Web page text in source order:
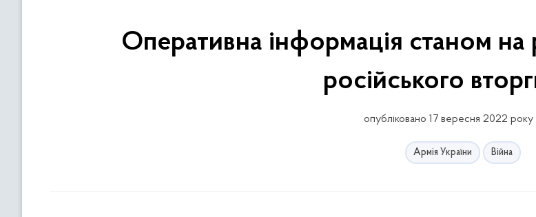
Оперативна інформація станом
російського
опубліковано 17 вересня 2022 року
Армія України Війна